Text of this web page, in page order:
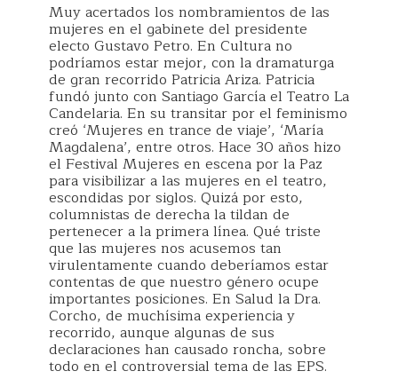
Muy acertados los nombramientos de las
mujeres en el gabinete del presidente
electo Gustavo Petro. En Cultura no
podríamos estar mejor, con la dramaturga
de gran recorrido Patricia Ariza. Patricia
fundó junto con Santiago García el Teatro La
Candelaria. En su transitar por el feminismo
creó ‘Mujeres en trance de viaje’, ‘María
Magdalena’, entre otros. Hace 30 años hizo
el Festival Mujeres en escena por la Paz
para visibilizar a las mujeres en el teatro,
escondidas por siglos. Quizá por esto,
columnistas de derecha la tildan de
pertenecer a la primera línea. Qué triste
que las mujeres nos acusemos tan
virulentamente cuando deberíamos estar
contentas de que nuestro género ocupe
importantes posiciones. En Salud la Dra.
Corcho, de muchísima experiencia y
recorrido, aunque algunas de sus
declaraciones han causado roncha, sobre
todo en el controversial tema de las EPS.